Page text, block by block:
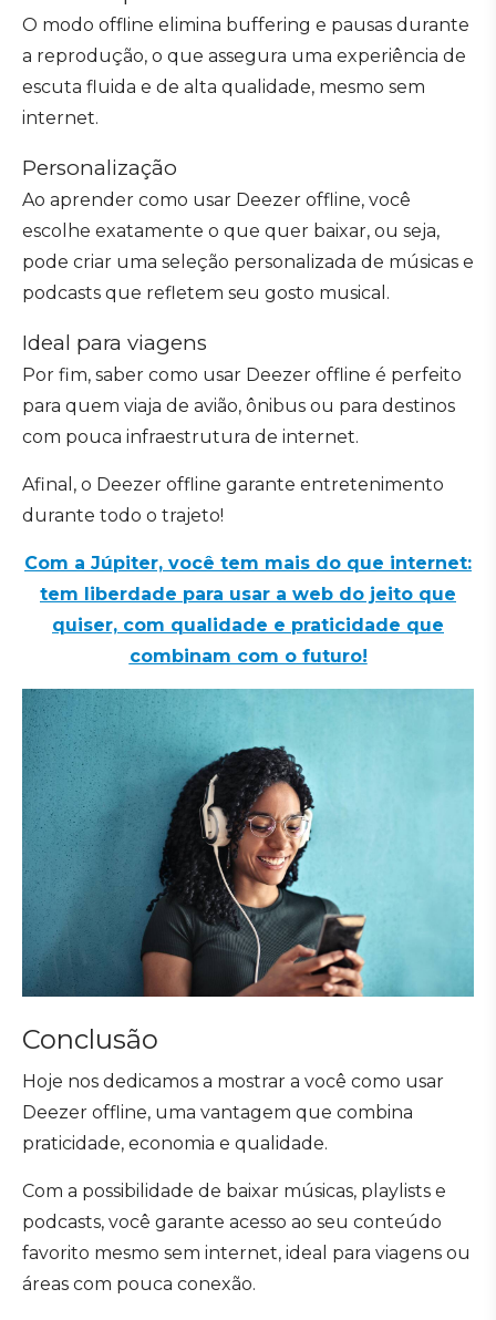
O modo offline elimina buffering e pausas durante
a reprodução, o que assegura uma experiência de
escuta fluida e de alta qualidade, mesmo sem
internet.
Personalização
Ao aprender como usar Deezer offline, você
escolhe exatamente o que quer baixar, ou seja,
pode criar uma seleção personalizada de músicas e
podcasts que refletem seu gosto musical.
Ideal para viagens
Por fim, saber como usar Deezer offline é perfeito
para quem viaja de avião, ônibus ou para destinos
com pouca infraestrutura de internet.
Afinal, o Deezer offline garante entretenimento
durante todo o trajeto!
Com a Júpiter, você tem mais do que internet:
tem liberdade para usar a web do jeito que
quiser, com qualidade e praticidade que
combinam com o futuro!
Conclusão
Hoje nos dedicamos a mostrar a você como usar
Deezer offline, uma vantagem que combina
praticidade, economia e qualidade.
Com a possibilidade de baixar músicas, playlists e
podcasts, você garante acesso ao seu conteúdo
favorito mesmo sem internet, ideal para viagens ou
áreas com pouca conexão.